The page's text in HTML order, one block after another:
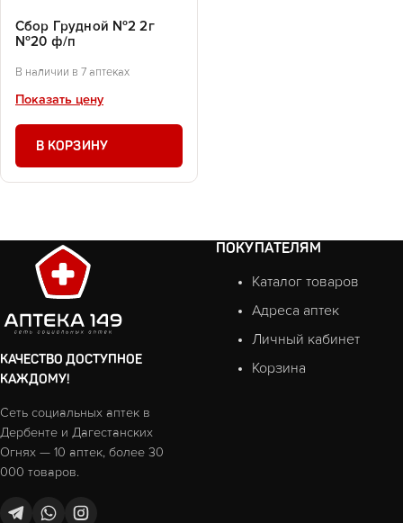
Сбор Грудной №2 2г
№20 ф/п
В наличии в 7 аптеках
Показать цену
В КОРЗИНУ
КАЧЕСТВО ДОСТУПНОЕ
КАЖДОМУ!
Сеть социальных аптек в
Дербенте и Дагестанских
Огнях — 10 аптек, более 30
000 товаров.
ПОКУПАТЕЛЯМ
Каталог товаров
Адреса аптек
Личный кабинет
Корзина